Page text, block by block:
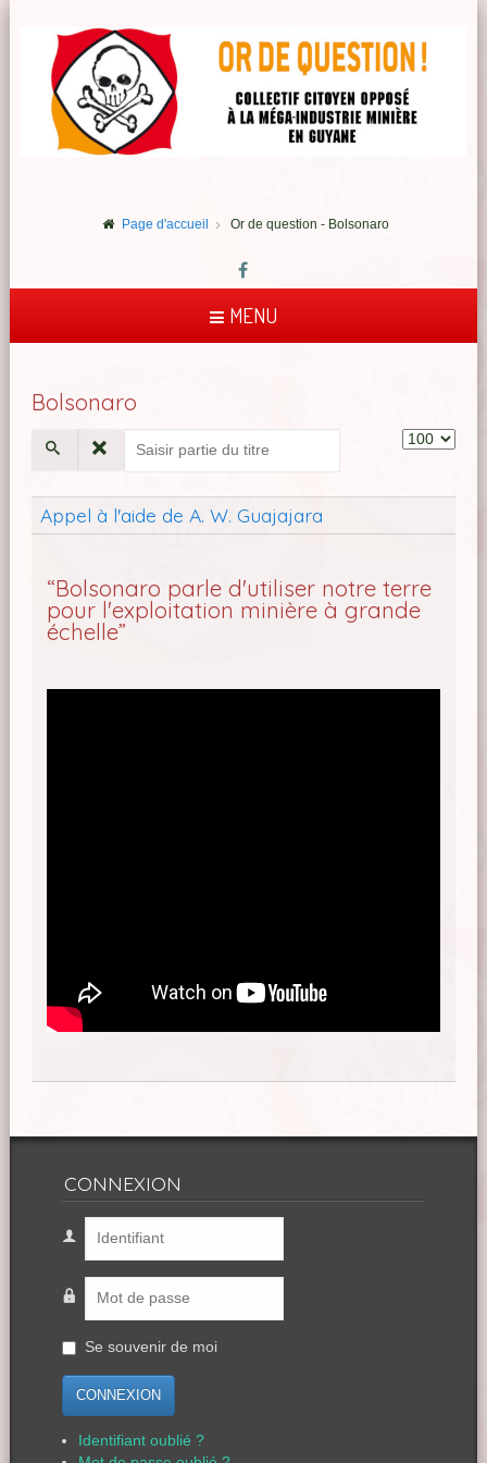
Page d'accueil Or de question - Bolsonaro
MENU
Bolsonaro
Appel à l'aide de A. W. Guajajara
“Bolsonaro parle d'utiliser notre terre
pour l'exploitation minière à grande
échelle”
CONNEXION
Se souvenir de moi
CONNEXION
Identifiant oublié ?